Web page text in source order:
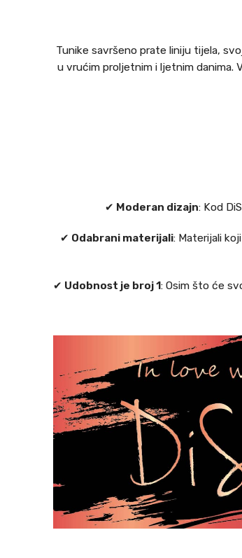
Tunike savršeno prate liniju tijela,
u vrućim proljetnim i ljetnim danima.
✔ Moderan dizajn: Kod
✔ Odabrani materijali: Materijali
✔ Udobnost je broj 1: Osim što će